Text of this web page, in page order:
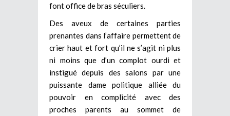
font office de bras séculiers.
Des aveux de certaines parties
prenantes dans l’affaire permettent de
crier haut et fort qu’il ne s’agit ni plus
ni moins que d’un complot ourdi et
instigué depuis des salons par une
puissante dame politique alliée du
pouvoir en complicité avec des
proches parents au sommet de